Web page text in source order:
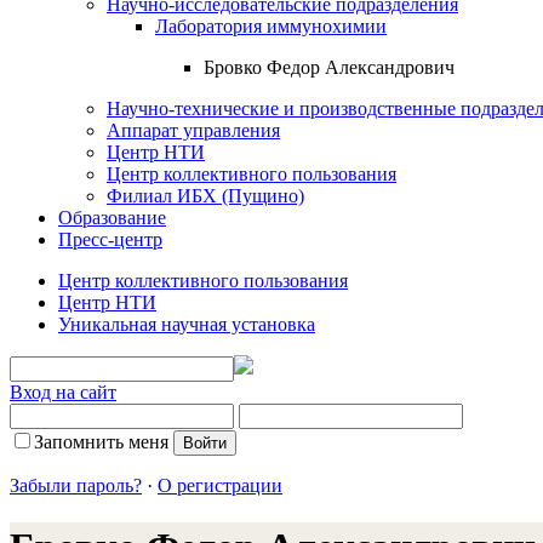
Лаборатория иммунохимии
Бровко Федор Александрович
Научно-технические и производственные
Аппарат управления
Центр НТИ
Центр коллективного пользования
Филиал ИБХ (Пущино)
Образование
Пресс-центр
Центр коллективного пользования
Центр НТИ
Уникальная научная установка
Вход на сайт
Запомнить меня
Забыли пароль? · О регистрации